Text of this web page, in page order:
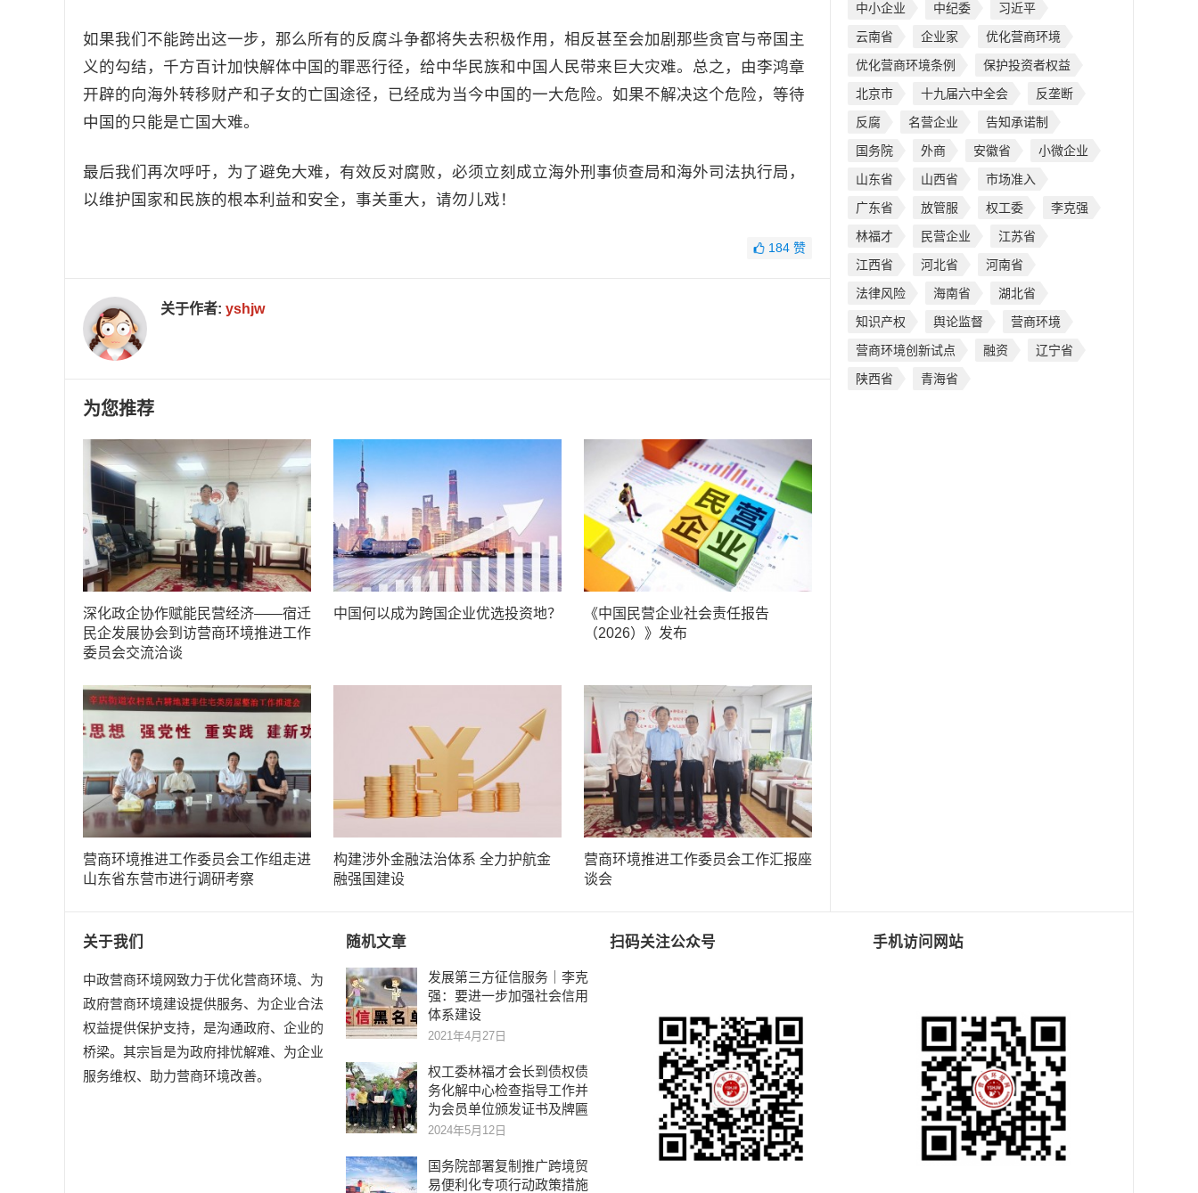
如果我们不能跨出这一步，那么所有的反腐斗争都将失去积极作用，相反甚至会加剧那些贪官与帝国主
义的勾结，千方百计加快解体中国的罪恶行径，给中华民族和中国人民带来巨大灾难。总之，由李鸿章
开辟的向海外转移财产和子女的亡国途径，已经成为当今中国的一大危险。如果不解决这个危险，等待
中国的只能是亡国大难。
最后我们再次呼吁，为了避免大难，有效反对腐败，必须立刻成立海外刑事侦查局和海外司法执行局，
以维护国家和民族的根本利益和安全，事关重大，请勿儿戏！
184 赞
关于作者: yshjw
为您推荐
深化政企协作赋能民营经济——宿迁
民企发展协会到访营商环境推进工作
委员会交流洽谈
中国何以成为跨国企业优选投资地？
《中国民营企业社会责任报告
（2026）》发布
营商环境推进工作委员会工作组走进
山东省东营市进行调研考察
构建涉外金融法治体系 全力护航金
融强国建设
营商环境推进工作委员会工作汇报座
谈会
中小企业
中纪委
习近平
云南省
企业家
优化营商环境
优化营商环境条例
保护投资者权益
北京市
十九届六中全会
反垄断
反腐
名营企业
告知承诺制
国务院
外商 安徽省
小微企业
山东省
山西省
市场准入
广东省
放管服 权工委
李克强
林福才
民营企业
江苏省
江西省
河北省
河南省
法律风险
海南省
湖北省
知识产权
舆论监督
营商环境
营商环境创新试点
融资
辽宁省
陕西省
青海省
关于我们
中政营商环境网致力于优化营商环境、为
政府营商环境建设提供服务、为企业合法
权益提供保护支持，是沟通政府、企业的
桥梁。其宗旨是为政府排忧解难、为企业
服务维权、助力营商环境改善。
随机文章
发展第三方征信服务｜李克
强：要进一步加强社会信用
体系建设
2021年4月27日
权工委林福才会长到债权债
务化解中心检查指导工作并
为会员单位颁发证书及牌匾
2024年5月12日
国务院部署复制推广跨境贸
易便利化专项行动政策措施
扫码关注公众号 手机访问网站